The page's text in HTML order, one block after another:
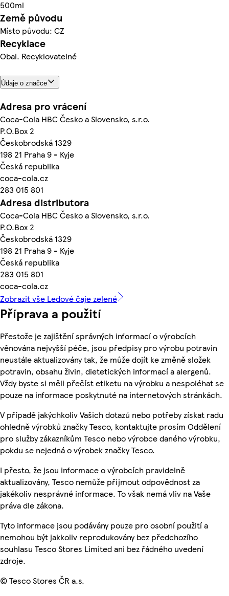
500ml
Země původu
Místo původu: CZ
Recyklace
Obal. Recyklovatelné
Údaje o značce
Adresa pro vrácení
Coca-Cola HBC Česko a Slovensko, s.r.o.
P.O.Box 2
Českobrodská 1329
198 21 Praha 9 - Kyje
Česká republika
coca-cola.cz
283 015 801
Adresa distributora
Coca-Cola HBC Česko a Slovensko, s.r.o.
P.O.Box 2
Českobrodská 1329
198 21 Praha 9 - Kyje
Česká republika
283 015 801
coca-cola.cz
Zobrazit vše Ledové čaje zelené
Příprava a použití
Přestože je zajištění správných informací o výrobcích
věnována nejvyšší péče, jsou předpisy pro výrobu potravin
neustále aktualizovány tak, že může dojít ke změně složek
potravin, obsahu živin, dietetických informací a alergenů.
Vždy byste si měli přečíst etiketu na výrobku a nespoléhat se
pouze na informace poskytnuté na internetových stránkách.
V případě jakýchkoliv Vašich dotazů nebo potřeby získat radu
ohledně výrobků značky Tesco, kontaktujte prosím Oddělení
pro služby zákazníkům Tesco nebo výrobce daného výrobku,
pokdu se nejedná o výrobek značky Tesco.
I přesto, že jsou informace o výrobcích pravidelně
aktualizovány, Tesco nemůže přijmout odpovědnost za
jakékoliv nesprávné informace. To však nemá vliv na Vaše
práva dle zákona.
Tyto informace jsou podávány pouze pro osobní použití a
nemohou být jakkoliv reprodukovány bez předchozího
souhlasu Tesco Stores Limited ani bez řádného uvedení
zdroje.
© Tesco Stores ČR a.s.